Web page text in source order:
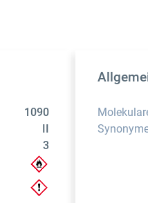
1090
3